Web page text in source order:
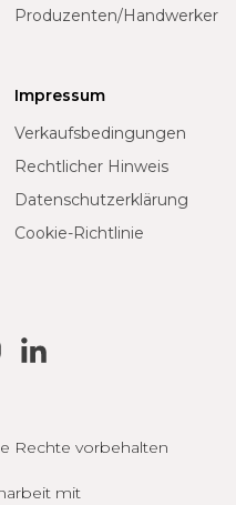
Produzenten/Handwerker
Impressum
Verkaufsbedingungen
Rechtlicher Hinweis
Datenschutzerklärung
Cookie-Richtlinie
mit
Aquí
Rechte vorbehalten